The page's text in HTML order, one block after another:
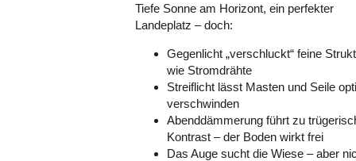
Tiefe Sonne am Horizont, ein perfekter
Landeplatz – doch:
Gegenlicht „verschluckt“ feine
wie Stromdrähte
Streiflicht lässt Masten und Seile
verschwinden
Abenddämmerung führt zu
Kontrast – der Boden wirkt frei
Das Auge sucht die Wiese – aber